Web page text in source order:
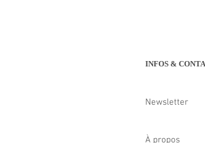
INFOS &
Newsletter
À propos